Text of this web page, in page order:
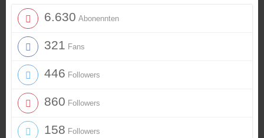
6.630 Abonennten
321 Fans
446 Followers
860 Followers
158 Followers